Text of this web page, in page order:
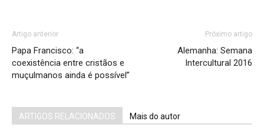
Artigo anterior
Papa Francisco: “a
coexistência entre cristãos e
muçulmanos ainda é possível”
Próximo artigo
Alemanha: Semana
Intercultural 2016
ARTIGOS RELACIONADOS Mais do autor